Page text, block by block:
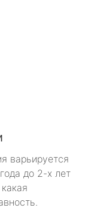
варьируется
до 2-х лет